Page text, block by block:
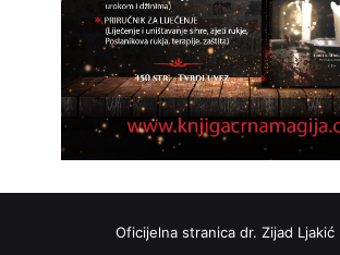
Oficijelna stranica dr. Zijad Ljakić